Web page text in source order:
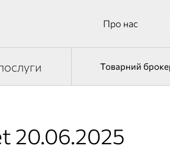
Про нас
Товарний
20.06.2025